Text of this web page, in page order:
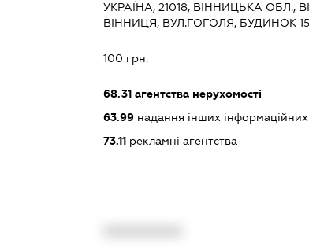
УКРАЇНА, 21018, ВІННИЦЬКА ОБЛ.,
ВІННИЦЯ, ВУЛ.ГОГОЛЯ, БУДИНОК
100 грн.
68.31агентства нерухомості
63.99надання інших інформаційних
73.11рекламні агентства